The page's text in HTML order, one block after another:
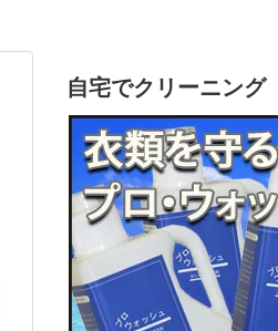
自宅でクリーニング